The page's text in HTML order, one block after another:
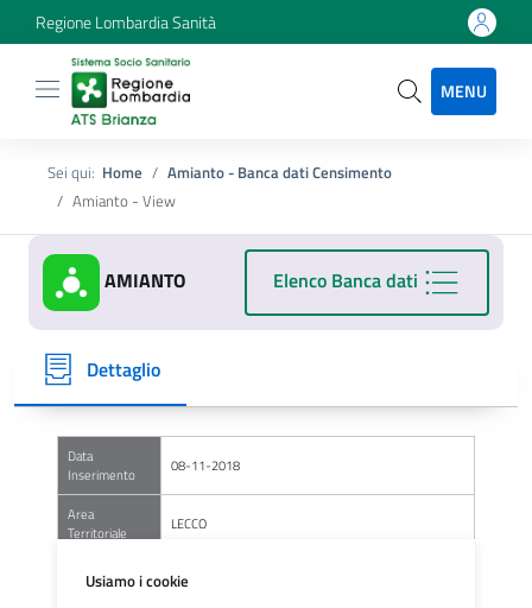
Regione Lombardia Sanità
MENU
Sei qui: Home
Amianto - Banca dati Censimento
Amianto - View
AMIANTO Elenco Banca dati
Dettaglio
Data
Inserimento
08-11-2018
Area
Territoriale
LECCO
Codice Notifica
NA/1-2018-224605
Usiamo i cookie